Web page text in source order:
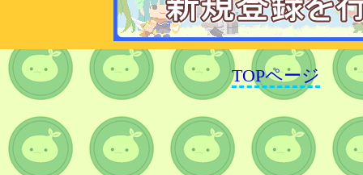
TOPページ